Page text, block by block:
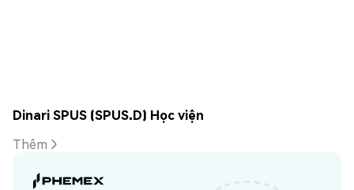
Dinari SPUS (SPUS.D) Học viện
Thêm